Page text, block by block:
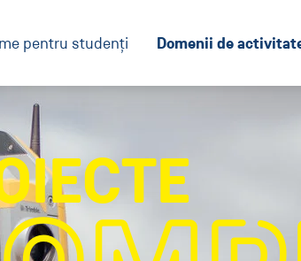
pentru studenți Domenii de